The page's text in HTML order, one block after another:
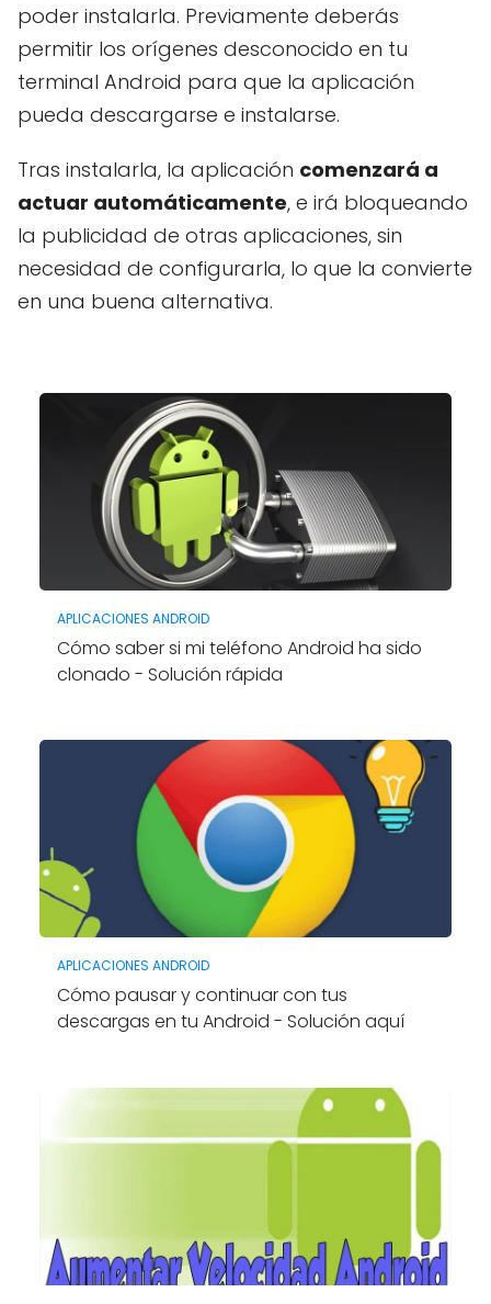
poder instalarla. Previamente deberás
permitir los orígenes desconocido en tu
terminal Android para que la aplicación
pueda descargarse e instalarse.
Tras instalarla, la aplicación comenzará a
actuar automáticamente, e irá bloqueando
la publicidad de otras aplicaciones, sin
necesidad de configurarla, lo que la convierte
en una buena alternativa.
APLICACIONES ANDROID
Cómo saber si mi teléfono Android ha sido
clonado - Solución rápida
APLICACIONES ANDROID
Cómo pausar y continuar con tus
descargas en tu Android - Solución aquí